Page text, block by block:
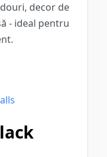
decor de
- ideal pentru